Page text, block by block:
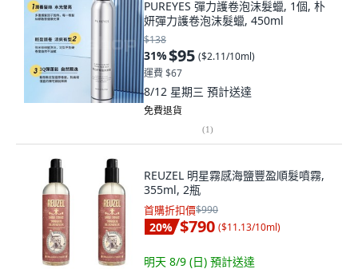
PUREYES 彈力護卷泡沫髮蠟, 1個, 朴
妍彈力護卷泡沫髮蠟, 450ml
$138
31%$95 ($2.11/10ml)
運費 $67
8/12 星期三 預計送達
免費退貨
(1)
REUZEL 明星霧感海鹽豐盈順髮噴霧,
355ml, 2瓶
首購折扣價$990
20% $790 ($11.13/10ml)
明天 8/9 (日) 預計送達